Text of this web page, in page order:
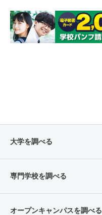
大学を調べる
専門学校を調べる
オープンキャンパスを調べる